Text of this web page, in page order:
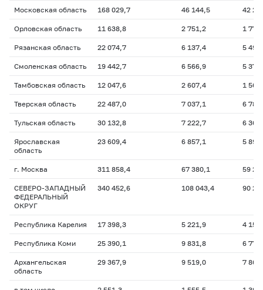
Московская область 168 029,7 46 144,5 42
Орловская область 11 638,8 2 751,2 1
Рязанская область 22 074,7 6 137,4 5
Смоленская область 19 442,7 6 566,9 5
Тамбовская область 12 047,6 2 607,4 1
Тверская область 22 487,0 7 037,1 6
Тульская область 30 132,8 7 222,7 6
Ярославская
область
23 609,4 6 857,1 5
г. Москва 311 858,4 67 380,1 59
СЕВЕРО-ЗАПАДНЫЙ
ФЕДЕРАЛЬНЫЙ
ОКРУГ
340 452,6 108 043,4 90
Республика Карелия 17 398,3 5 221,9 4
Республика Коми 25 390,1 9 831,8 6
Архангельская
область
29 367,9 9 519,0 7